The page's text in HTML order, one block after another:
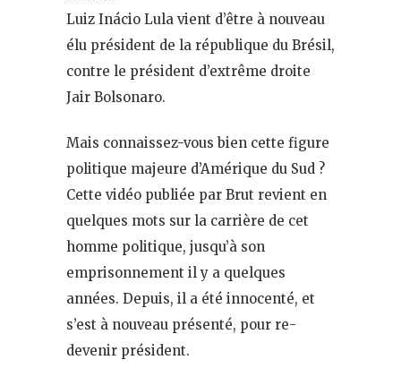
Luiz Inácio Lula vient d’être à nouveau
élu président de la république du Brésil,
contre le président d’extrême droite
Jair Bolsonaro.
Mais connaissez-vous bien cette figure
politique majeure d’Amérique du Sud ?
Cette vidéo publiée par Brut revient en
quelques mots sur la carrière de cet
homme politique, jusqu’à son
emprisonnement il y a quelques
années. Depuis, il a été innocenté, et
s’est à nouveau présenté, pour re-
devenir président.